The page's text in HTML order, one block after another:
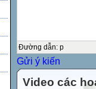
Đường dẫn: p
Gửi ý kiến
Video các